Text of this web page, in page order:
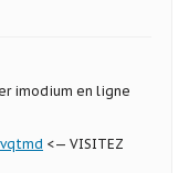
imodium en ligne
<— VISITEZ